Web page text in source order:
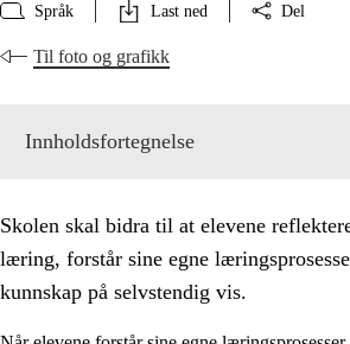
Språk Last ned Del
Til foto og grafikk
Innholdsfortegnelse
Skolen skal bidra til at elevene
læring, forstår sine egne
kunnskap på selvstendig vis.